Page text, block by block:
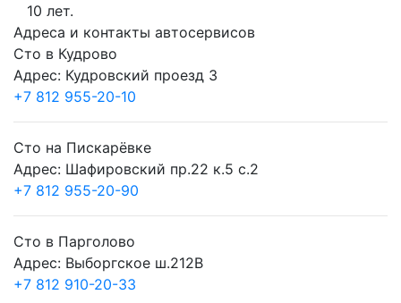
10 лет.
Адреса и контакты автосервисов
Сто в Кудрово
Адрес: Кудровский проезд 3
+7 812 955-20-10
Сто на Пискарёвке
Адрес: Шафировский пр.22 к.5 с.2
+7 812 955-20-90
Сто в Парголово
Адрес: Выборгское ш.212В
+7 812 910-20-33